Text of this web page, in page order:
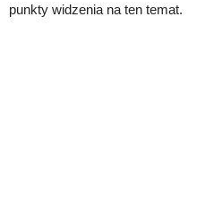
punkty widzenia na ten temat.